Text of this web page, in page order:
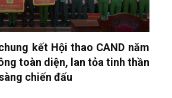
kết Hội thao CAND năm
toàn diện, lan tỏa tinh thần
chiến đấu